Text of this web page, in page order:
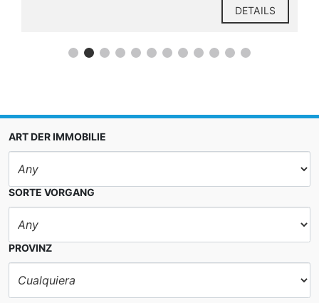
DETAILS
ART DER IMMOBILIE
SORTE VORGANG
PROVINZ